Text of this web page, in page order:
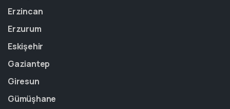
Erzincan
Erzurum
Eskişehir
Gaziantep
Giresun
Gümüşhane